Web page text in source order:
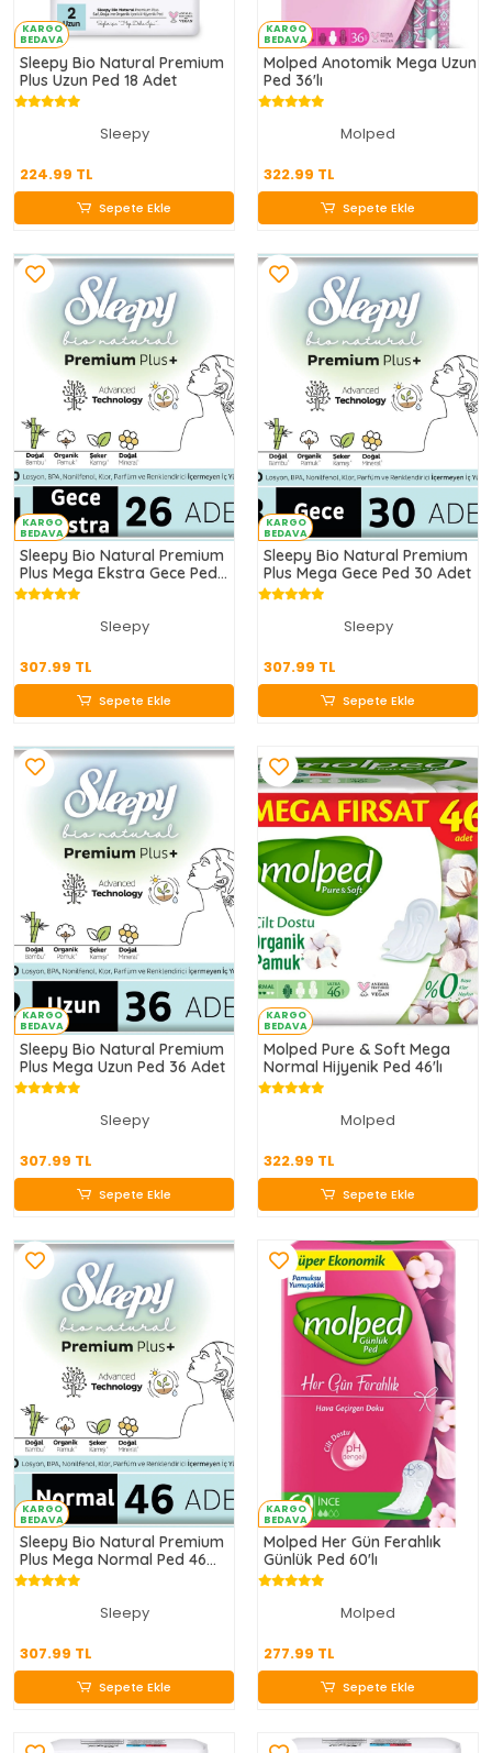
KARGO
BEDAVA
Sleepy Bio Natural Premium
Plus Uzun Ped 18 Adet
Sleepy
224.99 TL
224.99 TL
Sepete Ekle
KARGO
BEDAVA
Molped Anotomik Mega Uzun
Ped 36'lı
Molped
322.99 TL
322.99 TL
Sepete Ekle
KARGO
BEDAVA
Sleepy Bio Natural Premium
Plus Mega Ekstra Gece Ped
26 Adet
Sleepy
307.99 TL
307.99 TL
Sepete Ekle
KARGO
BEDAVA
Sleepy Bio Natural Premium
Plus Mega Gece Ped 30 Adet
Sleepy
307.99 TL
307.99 TL
Sepete Ekle
KARGO
BEDAVA
Sleepy Bio Natural Premium
Plus Mega Uzun Ped 36 Adet
Sleepy
307.99 TL
307.99 TL
Sepete Ekle
KARGO
BEDAVA
Molped Pure & Soft Mega
Normal Hijyenik Ped 46'lı
Molped
322.99 TL
322.99 TL
Sepete Ekle
KARGO
BEDAVA
Sleepy Bio Natural Premium
Plus Mega Normal Ped 46
Adet
Sleepy
307.99 TL
307.99 TL
Sepete Ekle
KARGO
BEDAVA
Molped Her Gün Ferahlık
Günlük Ped 60'lı
Molped
277.99 TL
277.99 TL
Sepete Ekle